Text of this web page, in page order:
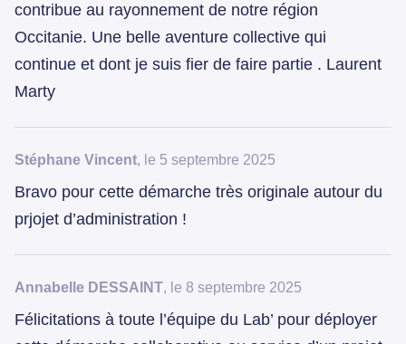
contribue au rayonnement de notre région
Occitanie. Une belle aventure collective qui
continue et dont je suis fier de faire partie . Laurent
Marty
Stéphane Vincent, le 5 septembre 2025
Bravo pour cette démarche très originale autour du
prjojet d’administration !
Annabelle DESSAINT, le 8 septembre 2025
Félicitations à toute l’équipe du Lab’ pour déployer